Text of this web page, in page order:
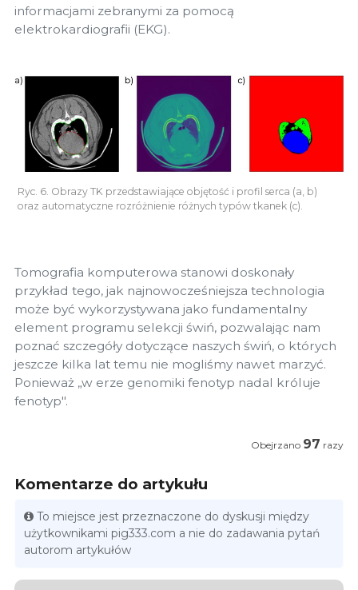
informacjami zebranymi za pomocą
elektrokardiografii (EKG).
Ryc. 6. Obrazy TK przedstawiające objętość i profil serca (a, b)
oraz automatyczne rozróżnienie różnych typów tkanek (c).
Tomografia komputerowa stanowi doskonały
przykład tego, jak najnowocześniejsza technologia
może być wykorzystywana jako fundamentalny
element programu selekcji świń, pozwalając nam
poznać szczegóły dotyczące naszych świń, o których
jeszcze kilka lat temu nie mogliśmy nawet marzyć.
Ponieważ „w erze genomiki fenotyp nadal króluje
fenotyp".
Obejrzano 97 razy
Komentarze do artykułu
To miejsce jest przeznaczone do dyskusji między
użytkownikami pig333.com a nie do zadawania pytań
autorom artykułów